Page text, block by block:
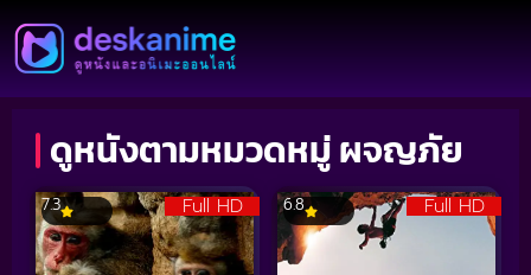
ดูหนังตามหมวดหมู่ ผจญภัย
Full HD
7.3 Full HD
6.8